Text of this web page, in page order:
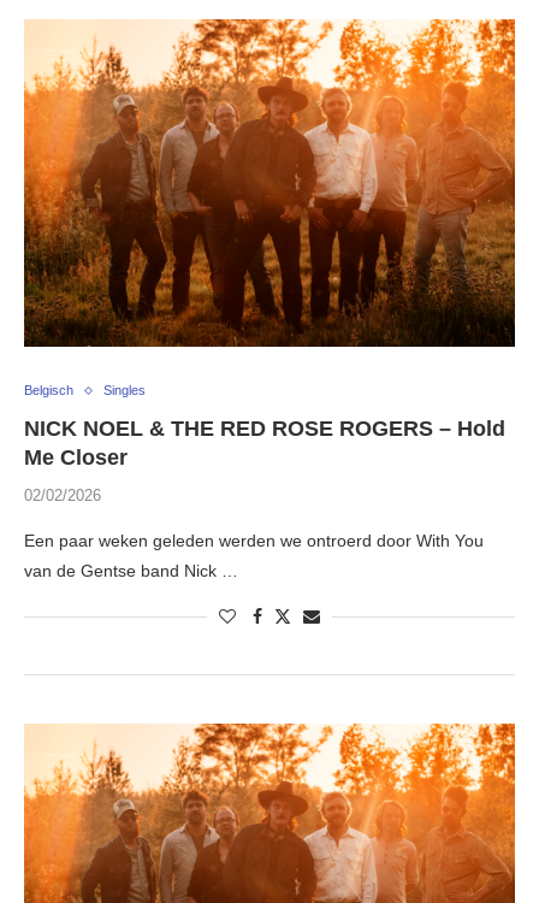
Belgisch Singles
NICK NOEL & THE RED ROSE ROGERS – Hold
Me Closer
02/02/2026
Een paar weken geleden werden we ontroerd door With You
van de Gentse band Nick …